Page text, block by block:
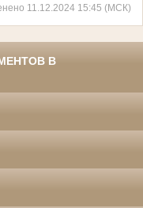
11.12.2024 15:45 (МСК)
В